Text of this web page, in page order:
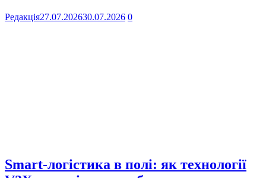
Редакція27.07.202630.07.2026 0
Smart-логістика в полі: як технології